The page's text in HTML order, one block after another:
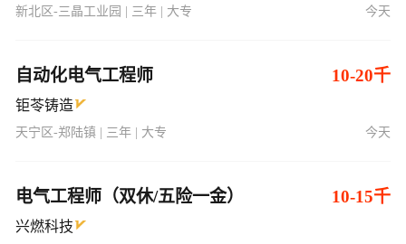
新北区-三晶工业园 | 三年 | 大专 今天
自动化电气工程师 10-20千
钜苓铸造
天宁区-郑陆镇 | 三年 | 大专 今天
电气工程师（双休/五险一金） 10-15千
兴燃科技